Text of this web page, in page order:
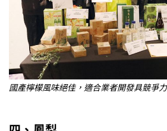
國產檸檬風味絕佳，適合業者開發具競爭